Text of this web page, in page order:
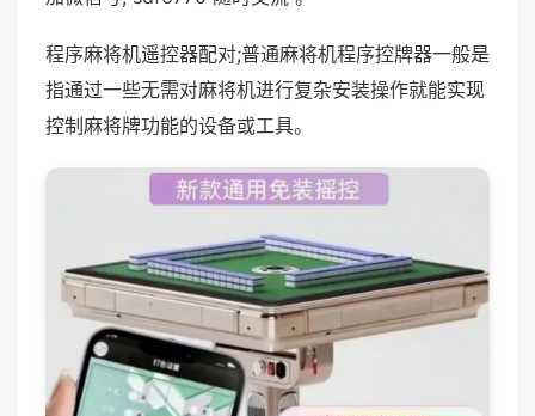
程序麻将机遥控器配对;普通麻将机程序控牌器一般是
指通过一些无需对麻将机进行复杂安装操作就能实现
控制麻将牌功能的设备或工具。